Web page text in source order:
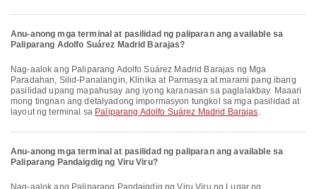
Anu-anong mga terminal at pasilidad ng paliparan ang available sa
Paliparang Adolfo Suárez Madrid Barajas?
Nag-aalok ang Paliparang Adolfo Suárez Madrid Barajas ng Mga
Paradahan, Silid-Panalangin, Klinika at Parmasya at marami pang ibang
pasilidad upang mapahusay ang iyong karanasan sa paglalakbay. Maaari
mong tingnan ang detalyadong impormasyon tungkol sa mga pasilidad at
layout ng terminal sa Paliparang Adolfo Suárez Madrid Barajas.
Anu-anong mga terminal at pasilidad ng paliparan ang available sa
Paliparang Pandaigdig ng Viru Viru?
Nag-aalok ang Paliparang Pandaigdig ng Viru Viru ng Lugar ng